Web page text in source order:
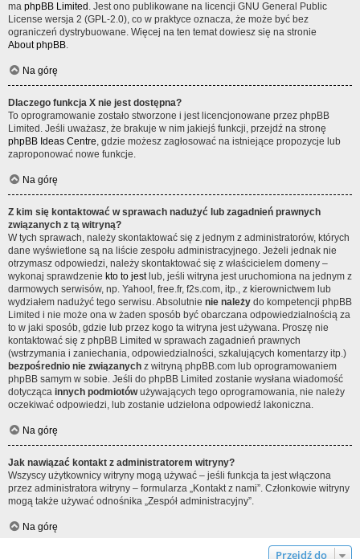
ma phpBB Limited . Jest ono publikowane na licencji GNU General Public
License wersja 2 (GPL-2.0), co w praktyce oznacza, że może być bez
ograniczeń dystrybuowane. Więcej na ten temat dowiesz się na stronie
About phpBB.
Na górę
Dlaczego funkcja X nie jest dostępna?
To oprogramowanie zostało stworzone i jest licencjonowane przez phpBB
Limited. Jeśli uważasz, że brakuje w nim jakiejś funkcji, przejdź na stronę
phpBB Ideas Centre, gdzie możesz zagłosować na istniejące propozycje lub
zaproponować nowe funkcje.
Na górę
Z kim się kontaktować w sprawach nadużyć lub zagadnień prawnych
związanych z tą witryną?
W tych sprawach, należy skontaktować się z jednym z administratorów, których
dane wyświetlone są na liście zespołu administracyjnego. Jeżeli jednak nie
otrzymasz odpowiedzi, należy skontaktować się z właścicielem domeny –
wykonaj sprawdzenie kto to jestlub, jeśli witryna jest uruchomiona na jednym z
darmowych serwisów, np. Yahoo!, free.fr, f2s.com, itp., z kierownictwem lub
wydziałem nadużyć tego serwisu. Absolutnie nie należy do kompetencji phpBB
Limited i nie może ona w żaden sposób być obarczana odpowiedzialnością za
to w jaki sposób, gdzie lub przez kogo ta witryna jest używana. Proszę nie
kontaktować się z phpBB Limited w sprawach zagadnień prawnych
(wstrzymania i zaniechania, odpowiedzialności, szkalujących komentarzy itp.)
bezpośrednio nie związanych z witryną phpBB.com lub oprogramowaniem
phpBB samym w sobie. Jeśli do phpBB Limited zostanie wysłana wiadomość
dotycząca innych podmiotówużywających tego oprogramowania, nie należy
oczekiwać odpowiedzi, lub zostanie udzielona odpowiedź lakoniczna.
Na górę
Jak nawiązać kontakt z administratorem witryny?
Wszyscy użytkownicy witryny mogą używać – jeśli funkcja ta jest włączona
przez administratora witryny – formularza „Kontakt z nami”. Członkowie witryny
mogą także używać odnośnika „Zespół administracyjny”.
Na górę
Przejdź do